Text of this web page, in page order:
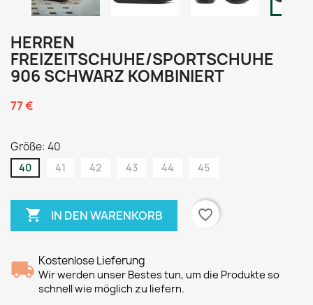
HERREN
FREIZEITSCHUHE/SPORTSCHUHE
906 SCHWARZ KOMBINIERT
77 €
Größe: 40
40 41 42 43 44 45
 IN DEN WARENKORB favorite_border
Kostenlose Lieferung
Wir werden unser Bestes tun, um die Produkte so
schnell wie möglich zu liefern.